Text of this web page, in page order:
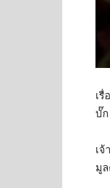
เ
บั๊ก
เ
มู